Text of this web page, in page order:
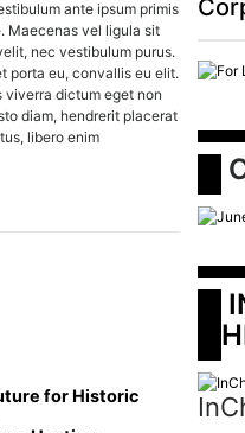
ante ipsum primis
Maecenas vel ligula sit
nec vestibulum purus.
porta eu, convallis eu elit.
viverra dictum eget non
diam, hendrerit placerat
libero enim
for Historic